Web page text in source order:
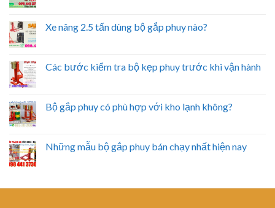
Xe nâng 2.5 tấn dùng bộ gắp phuy nào?
Các bước kiểm tra bộ kẹp phuy trước khi vận hành
Bộ gắp phuy có phù hợp với kho lạnh không?
Những mẫu bộ gắp phuy bán chạy nhất hiện nay